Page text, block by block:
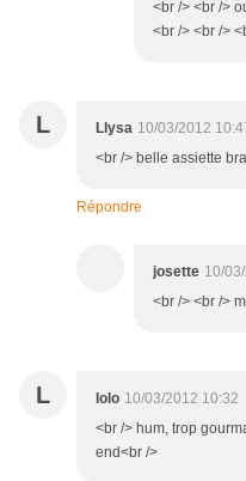
<br /> <br />
<br /> <br />
L Llysa 10/03/2012
<br /> belle assiette
Répondre
josette 10/
<br /> <br />
L lolo 10/03/2012 10:32
<br /> hum, trop
end<br />